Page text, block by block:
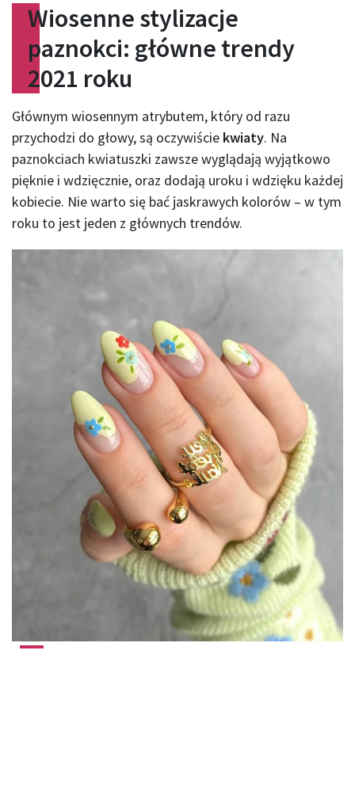
Wiosenne stylizacje
paznokci: główne trendy
2021 roku
Głównym wiosennym atrybutem, który od razu
przychodzi do głowy, są oczywiście kwiaty. Na
paznokciach kwiatuszki zawsze wyglądają wyjątkowo
pięknie i wdzięcznie, oraz dodają uroku i wdzięku każdej
kobiecie. Nie warto się bać jaskrawych kolorów – w tym
roku to jest jeden z głównych trendów.